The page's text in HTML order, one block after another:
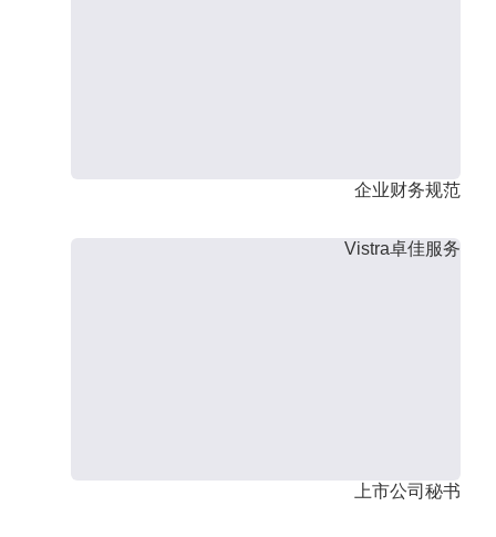
企业财务规范
Vistra卓佳服务
上市公司秘书